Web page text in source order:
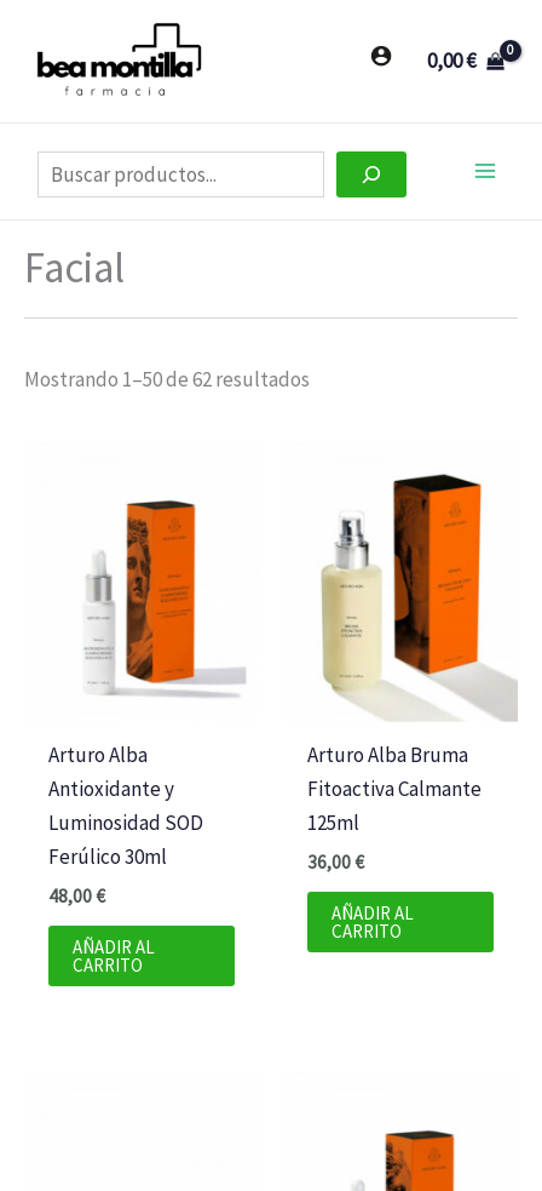
contenido
0,00€
Buscar
Facial
Mostrando 1–50 de 62 resultados
Arturo Alba
Antioxidante y
Luminosidad SOD
Ferúlico 30ml
48,00€
AÑADIR AL
CARRITO
Arturo Alba Bruma
Fitoactiva Calmante
125ml
36,00€
AÑADIR AL
CARRITO